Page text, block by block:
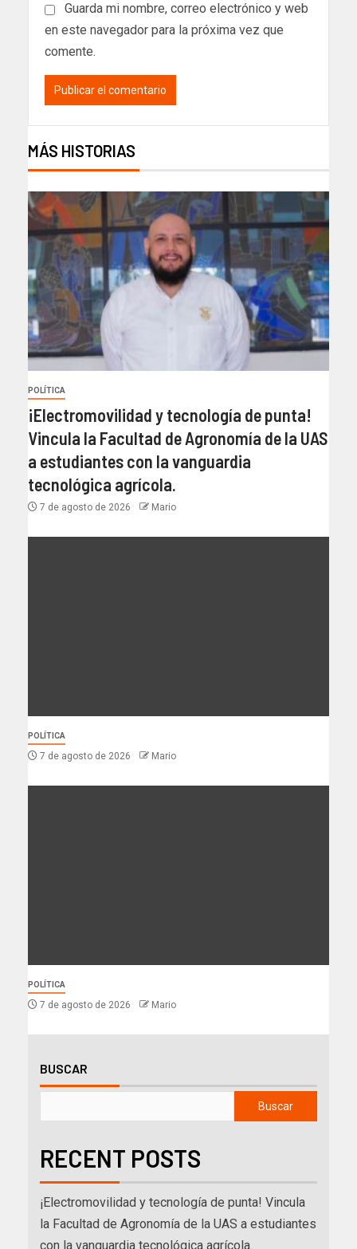
Guarda mi nombre, correo electrónico y web
en este navegador para la próxima vez que
comente.
MÁS HISTORIAS
POLÍTICA
¡Electromovilidad y tecnología de punta!
Vincula la Facultad de Agronomía de la UAS
a estudiantes con la vanguardia
tecnológica agrícola.
7 de agosto de 2026 Mario
POLÍTICA
7 de agosto de 2026 Mario
POLÍTICA
7 de agosto de 2026 Mario
BUSCAR
Buscar
RECENT POSTS
¡Electromovilidad y tecnología de punta! Vincula
la Facultad de Agronomía de la UAS a estudiantes
con la vanguardia tecnológica agrícola.